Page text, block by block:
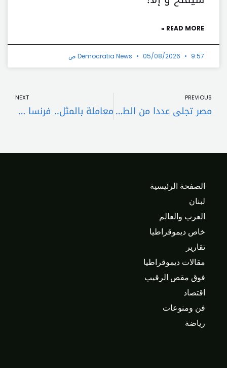
READ MORE »
Democratia News 05/08/2026 9:57 ص
PREVIOUS
مصر تجلى عددا من الطلاب العالقين بود مدني في السودان
NEXT
معاملة بالمثل.. فرنسا تطرد دبلوماسيَين أذربيجانيَّين
الصفحة الرئيسية
لبنان
العرب والعالم
خاص ديموقراطيا
تقارير
مقالات ديموقراطيا
فوق مقص الرقيب
اقتصاد
فن ومنوعات
رياضة